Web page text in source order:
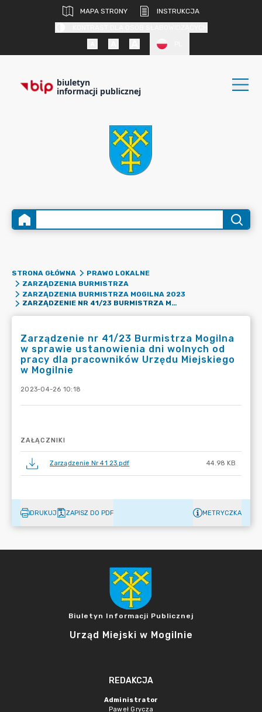
MAPA STRONY
INSTRUKCJA
biuletyn
informacji publicznej
STRONA GŁÓWNA
PRAWO LOKALNE
ZARZĄDZENIA BURMISTRZA
ZARZĄDZENIA BURMISTRZA MOGILNA 2023
ZARZĄDZENIE NR 41/23 BURMISTRZA MOGILNA W SPRAWIE USTANOWIENIA DNI WOLNYCH OD PRACY DLA PRACOWNIKÓW URZĘDU MIEJSKIEGO W MOGILNIE
Zarządzenie nr 41/23 Burmistrza Mogilna
w sprawie ustanowienia dni wolnych od
pracy dla pracowników Urzędu Miejskiego
w Mogilnie
2023-04-26 10:18
ZAŁĄCZNIKI
Zarządzenie Nr 41 23.pdf 44.98 KB
DRUKUJ ZAPISZ DO PDF METRYCZKA
Biuletyn Informacji Publicznej
Urząd Miejski w Mogilnie
REDAKCJA
Administrator
Paweł Grycza